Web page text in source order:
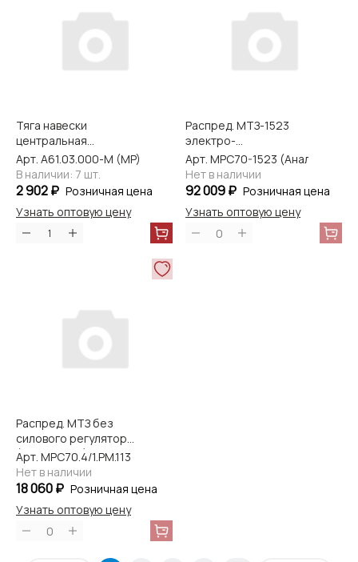
Тяга навески
центральная
МТЗ-80/82 с
амортизацией
(Master-Part)
Арт. А61.03.000-М (MP)
В наличии: 7 шт.
2 902 ₽ Розничная цена
Узнать оптовую цену
Распред. МТЗ-1523
электро-
гидравлический
(Master Part)
Арт. МРС70-1523 (Аналог
Нет в наличии
92 009 ₽ Розничная цена
Узнать оптовую цену
0
Распред. МТЗ без
силового регулятора
(Master Part)
Арт. МРС70.4/1.РМ.113
Нет в наличии
18 060 ₽ Розничная цена
Узнать оптовую цену
0